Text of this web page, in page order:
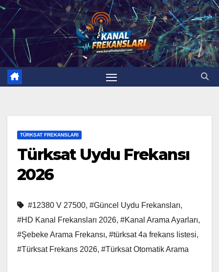
TÜRKSAT FREKANSLARI
Türksat Uydu Frekansı
2026
#12380 V 27500, #Güncel Uydu Frekansları,
#HD Kanal Frekansları 2026, #Kanal Arama Ayarları,
#Şebeke Arama Frekansı, #türksat 4a frekans listesi,
#Türksat Frekans 2026, #Türksat Otomatik Arama